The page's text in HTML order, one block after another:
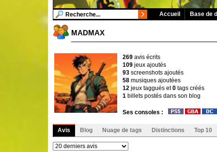
Accueil Base de
MADMAX
269 avis écrits
109 jeux ajoutés
93 screenshots ajoutés
58 musiques ajoutées
12 jeux taggués et0 tags créés
1 billets postés dans son blog
Ses consoles :
Avis Blog Nuage de tags Distinctions Top 10